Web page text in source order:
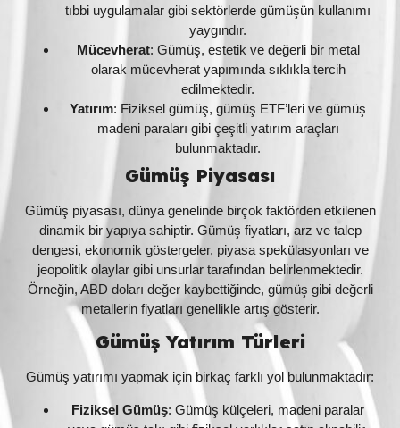
tıbbi uygulamalar gibi sektörlerde gümüşün kullanımı
yaygındır.
Mücevherat: Gümüş, estetik ve değerli bir metal
olarak mücevherat yapımında sıklıkla tercih
edilmektedir.
Yatırım: Fiziksel gümüş, gümüş ETF’leri ve gümüş
madeni paraları gibi çeşitli yatırım araçları
bulunmaktadır.
Gümüş Piyasası
Gümüş piyasası, dünya genelinde birçok faktörden etkilenen
dinamik bir yapıya sahiptir. Gümüş fiyatları, arz ve talep
dengesi, ekonomik göstergeler, piyasa spekülasyonları ve
jeopolitik olaylar gibi unsurlar tarafından belirlenmektedir.
Örneğin, ABD doları değer kaybettiğinde, gümüş gibi değerli
metallerin fiyatları genellikle artış gösterir.
Gümüş Yatırım Türleri
Gümüş yatırımı yapmak için birkaç farklı yol bulunmaktadır:
Fiziksel Gümüş: Gümüş külçeleri, madeni paralar